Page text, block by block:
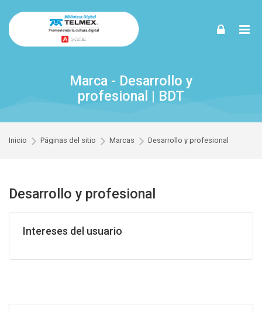
Marca - Desarrollo y
profesional | BDT
Inicio Páginas del sitio Marcas Desarrollo y profesional
Desarrollo y profesional
Intereses del usuario